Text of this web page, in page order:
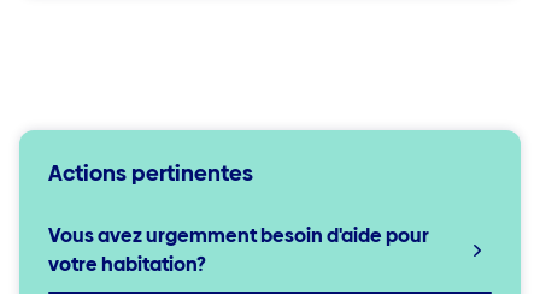
Actions pertinentes
Vous avez urgemment besoin d'aide pour
votre habitation?